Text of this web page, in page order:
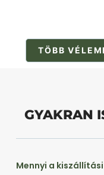
TÖBB
GYAKRAN
Mennyi a